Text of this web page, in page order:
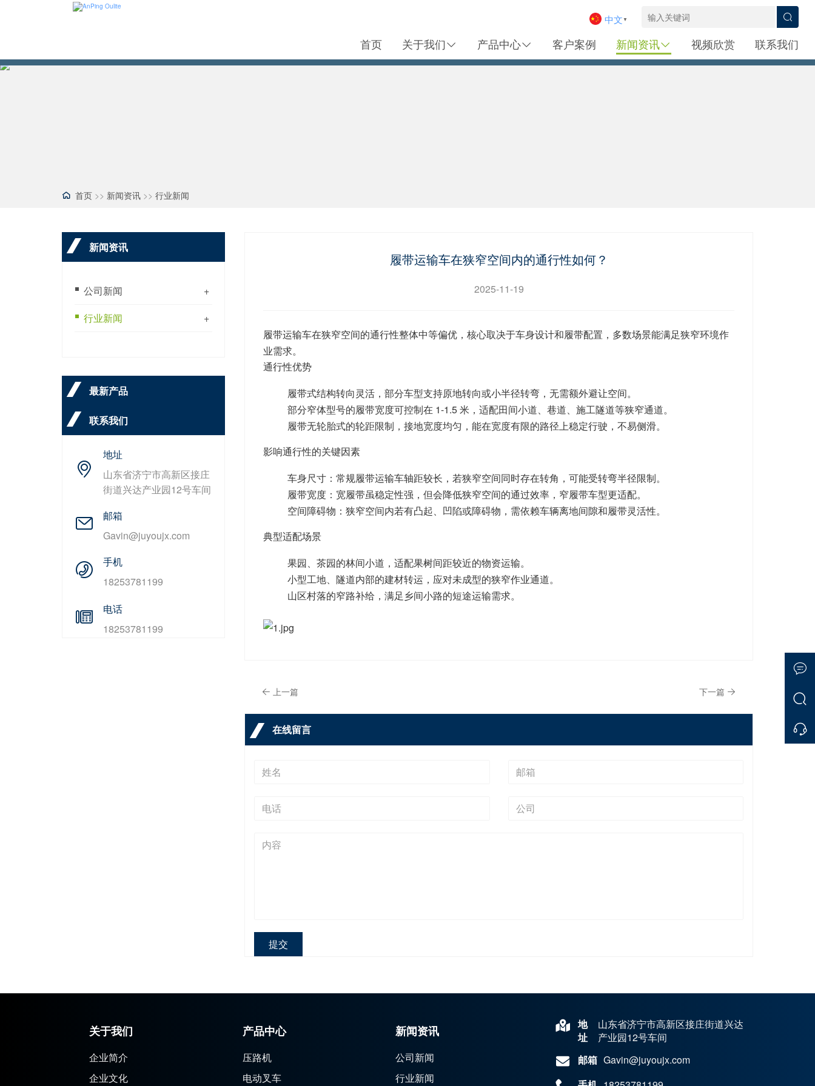
中文 ▼
首页 关于我们 产品中心 客户案例 新闻资讯 视频欣赏 联系我们
首页 >> 新闻资讯 >> 行业新闻
新闻资讯
公司新闻
+
行业新闻
+
最新产品
联系我们
地址
山东省济宁市高新区接庄
街道兴达产业园12号车间
邮箱
Gavin@juyoujx.com
手机
18253781199
电话
18253781199
履带运输车在狭窄空间内的通行性如何？
2025-11-19
履带运输车在狭窄空间的通行性整体中等偏优，核心取决于车身设计和履带配置，多数场景能满足狭窄环境作
业需求。
通行性优势
履带式结构转向灵活，部分车型支持原地转向或小半径转弯，无需额外避让空间。
部分窄体型号的履带宽度可控制在 1-1.5 米，适配田间小道、巷道、施工隧道等狭窄通道。
履带无轮胎式的轮距限制，接地宽度均匀，能在宽度有限的路径上稳定行驶，不易侧滑。
影响通行性的关键因素
车身尺寸：常规履带运输车轴距较长，若狭窄空间同时存在转角，可能受转弯半径限制。
履带宽度：宽履带虽稳定性强，但会降低狭窄空间的通过效率，窄履带车型更适配。
空间障碍物：狭窄空间内若有凸起、凹陷或障碍物，需依赖车辆离地间隙和履带灵活性。
典型适配场景
果园、茶园的林间小道，适配果树间距较近的物资运输。
小型工地、隧道内部的建材转运，应对未成型的狭窄作业通道。
山区村落的窄路补给，满足乡间小路的短途运输需求。
上一篇 下一篇
在线留言
提交
关于我们
企业简介
企业文化
产品中心
压路机
电动叉车
新闻资讯
公司新闻
行业新闻
地
址
山东省济宁市高新区接庄街道兴达
产业园12号车间
邮箱 Gavin@juyoujx.com